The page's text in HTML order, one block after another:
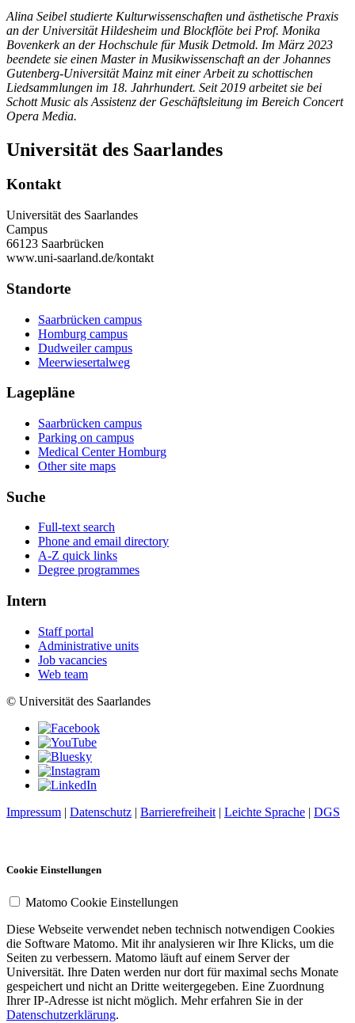
Alina Seibel studierte Kulturwissenschaften und ästhetische Praxis
an der Universität Hildesheim und Blockflöte bei Prof. Monika
Bovenkerk an der Hochschule für Musik Detmold. Im März 2023
beendete sie einen Master in Musikwissenschaft an der Johannes
Gutenberg-Universität Mainz mit einer Arbeit zu schottischen
Liedsammlungen im 18. Jahrhundert. Seit 2019 arbeitet sie bei
Schott Music als Assistenz der Geschäftsleitung im Bereich Concert
Opera Media.
Universität des Saarlandes
Kontakt
Universität des Saarlandes
Campus
66123 Saarbrücken
www.uni-saarland.de/kontakt
Standorte
Saarbrücken campus
Homburg campus
Dudweiler campus
Meerwiesertalweg
Lagepläne
Saarbrücken campus
Parking on campus
Medical Center Homburg
Other site maps
Suche
Full-text search
Phone and email directory
A-Z quick links
Degree programmes
Intern
Staff portal
Administrative units
Job vacancies
Web team
© Universität des Saarlandes
Impressum | Datenschutz | Barrierefreiheit | Leichte Sprache | DGS
Cookie Einstellungen
Matomo Cookie Einstellungen
Diese Webseite verwendet neben technisch notwendigen Cookies
die Software Matomo. Mit ihr analysieren wir Ihre Klicks, um die
Seiten zu verbessern. Matomo läuft auf einem Server der
Universität. Ihre Daten werden nur dort für maximal sechs Monate
gespeichert und nicht an Dritte weitergegeben. Eine Zuordnung
Ihrer IP-Adresse ist nicht möglich. Mehr erfahren Sie in der
Datenschutzerklärung.